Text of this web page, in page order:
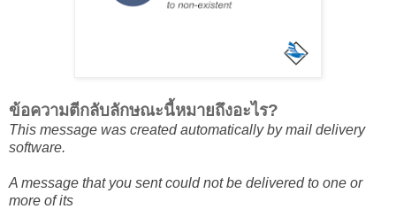
ข้อความตีกลับลักษณะนี้หมายถึงอะไร?
This message was created automatically by mail delivery
software.
A message that you sent could not be delivered to one or
more of its